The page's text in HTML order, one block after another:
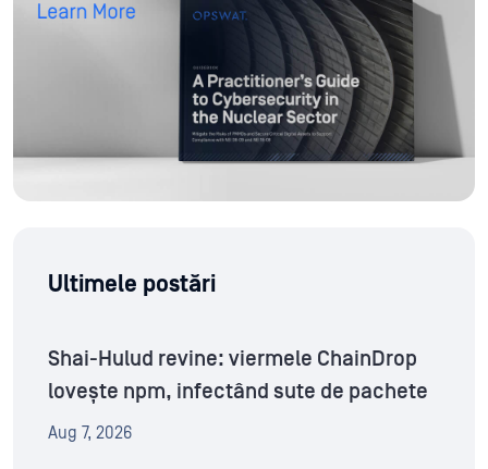
Ultimele postări
Shai-Hulud revine: viermele ChainDrop
lovește npm, infectând sute de pachete
Aug 7, 2026